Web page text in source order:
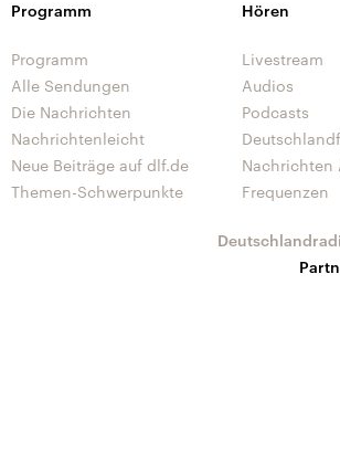
Programm
Programm
Alle Sendungen
Die Nachrichten
Nachrichtenleicht
Neue Beiträge auf dlf.de
Themen-Schwerpunkte
Hören
Livestream
Audios
Podcasts
Nachrichten
Frequenzen